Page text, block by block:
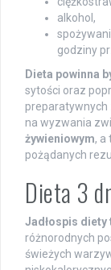
alkohol,
godziny
Dieta powinna
sytości oraz
na wyzwania
żywieniowym, a
pożądanych
Dieta 3
Jadłospis
różnorodnych
świeżych